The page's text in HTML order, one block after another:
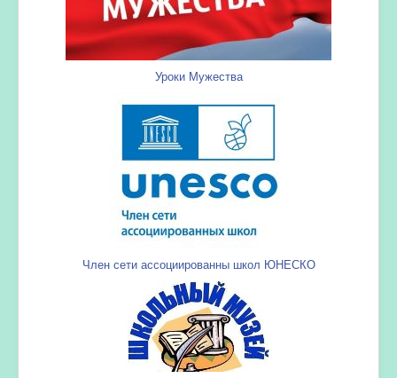
Уроки Мужества
Член сети ассоциированны школ ЮНЕСКО